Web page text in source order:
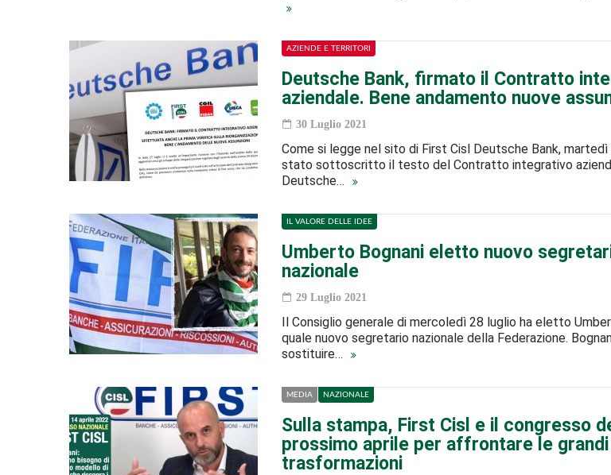
AZIENDE E TERRITORI
Deutsche Bank, firmato il Contratto
aziendale. Bene andamento nuove
30 Luglio 2021
Come si legge nel sito di First Cisl Deutsche Bank,
stato sottoscritto il testo del Contratto integrativo
Deutsche…
IL VALORE DELLE IDEE
Umberto Bognani eletto nuovo
nazionale
29 Luglio 2021
Il Consiglio generale di mercoledì 28 luglio ha eletto
quale nuovo segretario nazionale della Federazione.
sostituire…
MEDIA NAZIONALE
Sulla stampa, First Cisl e il congresso
prossimo aprile per affrontare le grandi
trasformazioni